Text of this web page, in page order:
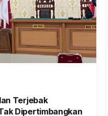
Terjebak
Dipertimbangkan